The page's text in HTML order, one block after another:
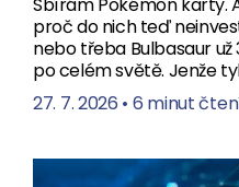
Sbírám Pokémon karty.
proč do nich teď
nebo třeba Bulbasaur
po celém světě. Jenže
27. 7. 2026 • 6 minut